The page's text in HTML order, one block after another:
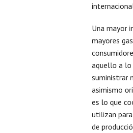
Una mayor
mayores
aquello a lo
suministrar
asimismo
es lo que
utilizan
de